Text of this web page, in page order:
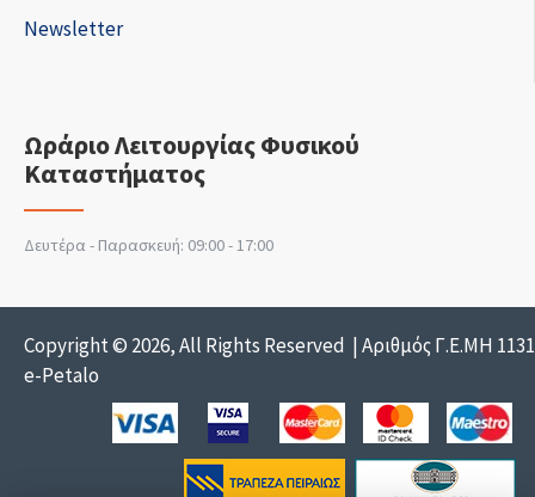
Newsletter
Ωράριο Λειτουργίας Φυσικού
Καταστήματος
Δευτέρα - Παρασκευή: 09:00 - 17:00
Copyright © 2026, All Rights Reserved | Αριθμός Γ.Ε.ΜΗ
e-Petalo